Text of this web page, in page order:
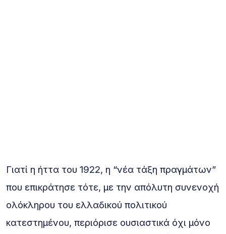
Γιατί η ήττα του 1922, η “νέα τάξη πραγμάτων”
που επικράτησε τότε, με την απόλυτη συνενοχή
ολόκληρου του ελλαδικού πολιτικού
κατεστημένου, περιόρισε ουσιαστικά όχι μόνο